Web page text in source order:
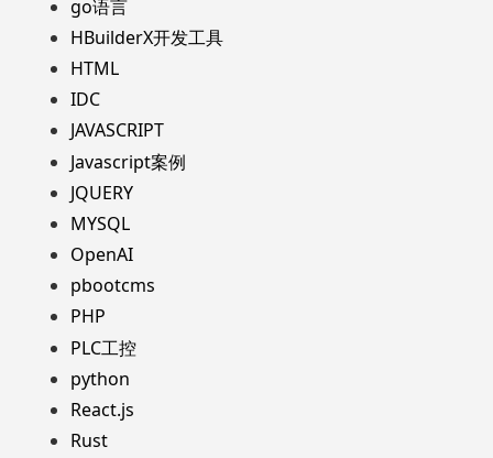
go语言
HBuilderX开发工具
HTML
IDC
JAVASCRIPT
Javascript案例
JQUERY
MYSQL
OpenAI
pbootcms
PHP
PLC工控
python
React.js
Rust